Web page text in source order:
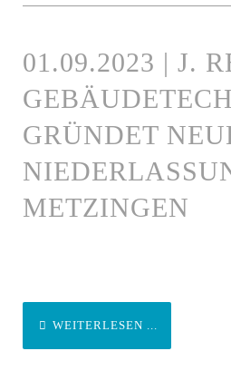
01.09.2023 | J.
GRÜNDET
METZINGEN
WEITERLESEN ...